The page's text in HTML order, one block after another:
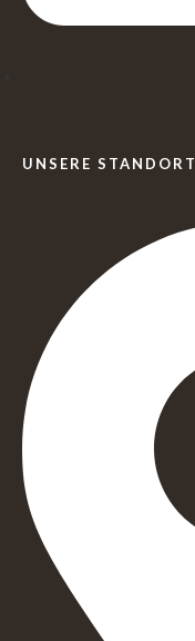
UNSERE STANDORT